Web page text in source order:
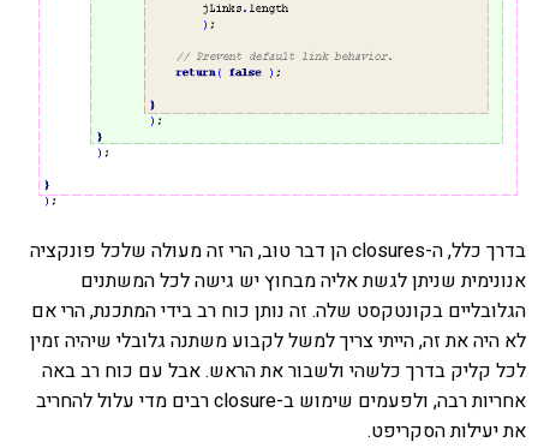
בדרך כלל, ה-closures הן דבר טוב, הרי זה מעולה שלכל פונקציה
אנונימית שניתן לגשת אליה מבחוץ יש גישה לכל המשתנים
הגלובליים בקונטקסט שלה. זה נותן כוח רב בידי המתכנת, הרי אם
לא היה את זה, הייתי צריך למשל לקבוע משתנה גלובלי שיהיה זמין
לכל קליק בדרך כלשהי ולשבור את הראש. אבל עם כוח רב באה
אחריות רבה, ולפעמים שימוש ב-closure רבים מדי עלול להחריב
את יעילות הסקריפט.